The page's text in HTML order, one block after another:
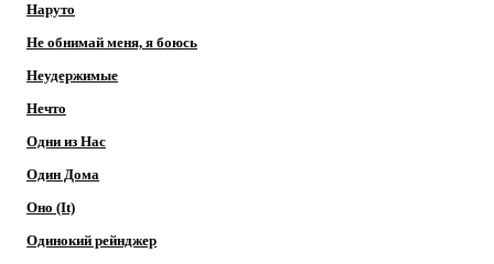
Наруто
Не обнимай меня, я боюсь
Неудержимые
Нечто
Одни из Нас
Один Дома
Оно (It)
Одинокий рейнджер